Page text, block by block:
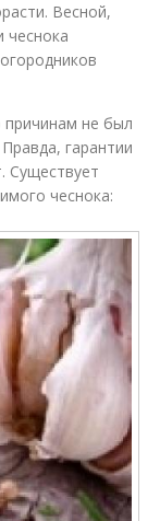
Весной,
чеснока
причинам не был
гарантии
Существует
чеснока: